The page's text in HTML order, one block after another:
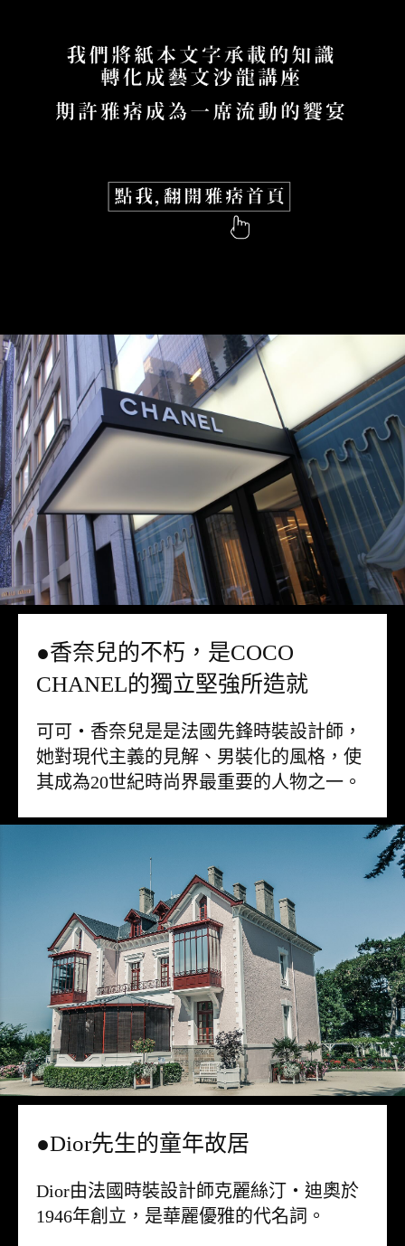
●香奈兒的不朽，是COCO
CHANEL的獨立堅強所造就
可可・香奈兒是是法國先鋒時裝設計師，
她對現代主義的見解、男裝化的風格，使
其成為20世紀時尚界最重要的人物之一。
●Dior先生的童年故居
Dior由法國時裝設計師克麗絲汀・迪奧於
1946年創立，是華麗優雅的代名詞。